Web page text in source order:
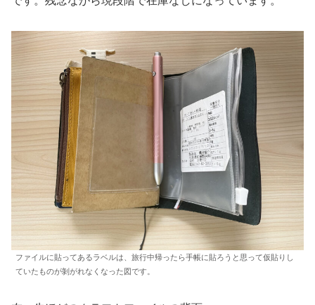
ファイルに貼ってあるラベルは、旅行中帰ったら手帳に貼ろうと思って仮貼りし
ていたものが剝がれなくなった図です。